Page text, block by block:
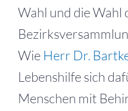
Wahl und die Wahl
Wie Herr Dr.
Lebenshilfe sich
Menschen mit